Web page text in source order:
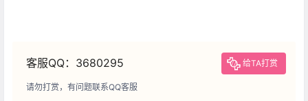
客服QQ：3680295 给TA打赏
请勿打赏，有问题联系QQ客服